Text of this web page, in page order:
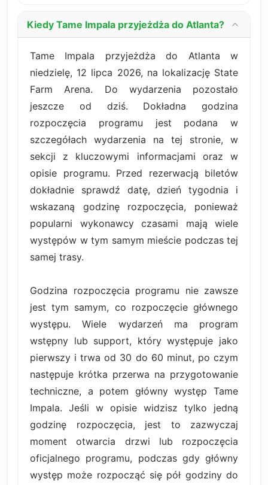
Kiedy Tame Impala przyjeżdża do Atlanta?
Tame Impala przyjeżdża do Atlanta w
niedzielę, 12 lipca 2026, na lokalizację State
Farm Arena. Do wydarzenia pozostało
jeszcze od dziś. Dokładna godzina
rozpoczęcia programu jest podana w
szczegółach wydarzenia na tej stronie, w
sekcji z kluczowymi informacjami oraz w
opisie programu. Przed rezerwacją biletów
dokładnie sprawdź datę, dzień tygodnia i
wskazaną godzinę rozpoczęcia, ponieważ
popularni wykonawcy czasami mają wiele
występów w tym samym mieście podczas tej
samej trasy.
Godzina rozpoczęcia programu nie zawsze
jest tym samym, co rozpoczęcie głównego
występu. Wiele wydarzeń ma program
wstępny lub support, który występuje jako
pierwszy i trwa od 30 do 60 minut, po czym
następuje krótka przerwa na przygotowanie
techniczne, a potem główny występ Tame
Impala. Jeśli w opisie widzisz tylko jedną
godzinę rozpoczęcia, jest to zazwyczaj
moment otwarcia drzwi lub rozpoczęcia
oficjalnego programu, podczas gdy główny
występ może rozpocząć się pół godziny do